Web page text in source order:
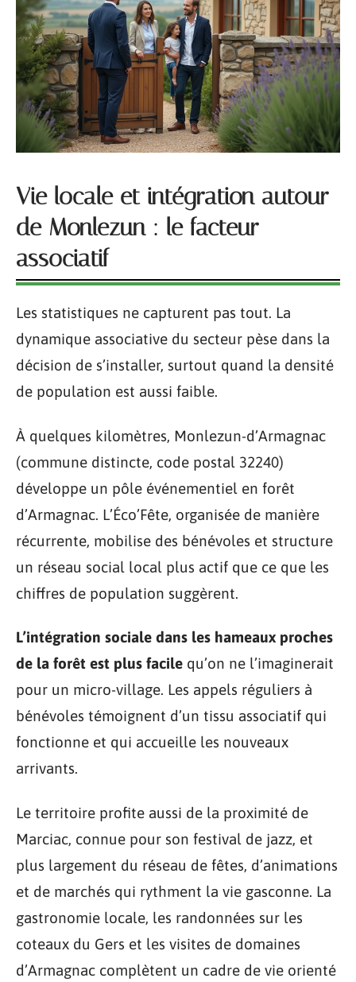
Vie locale et intégration autour
de Monlezun : le facteur
associatif
Les statistiques ne capturent pas tout. La
dynamique associative du secteur pèse dans la
décision de s’installer, surtout quand la densité
de population est aussi faible.
À quelques kilomètres, Monlezun-d’Armagnac
(commune distincte, code postal 32240)
développe un pôle événementiel en forêt
d’Armagnac. L’Éco’Fête, organisée de manière
récurrente, mobilise des bénévoles et structure
un réseau social local plus actif que ce que les
chiffres de population suggèrent.
L’intégration sociale dans les hameaux proches
de la forêt est plus facile qu’on ne l’imaginerait
pour un micro-village. Les appels réguliers à
bénévoles témoignent d’un tissu associatif qui
fonctionne et qui accueille les nouveaux
arrivants.
Le territoire profite aussi de la proximité de
Marciac, connue pour son festival de jazz, et
plus largement du réseau de fêtes, d’animations
et de marchés qui rythment la vie gasconne. La
gastronomie locale, les randonnées sur les
coteaux du Gers et les visites de domaines
d’Armagnac complètent un cadre de vie orienté